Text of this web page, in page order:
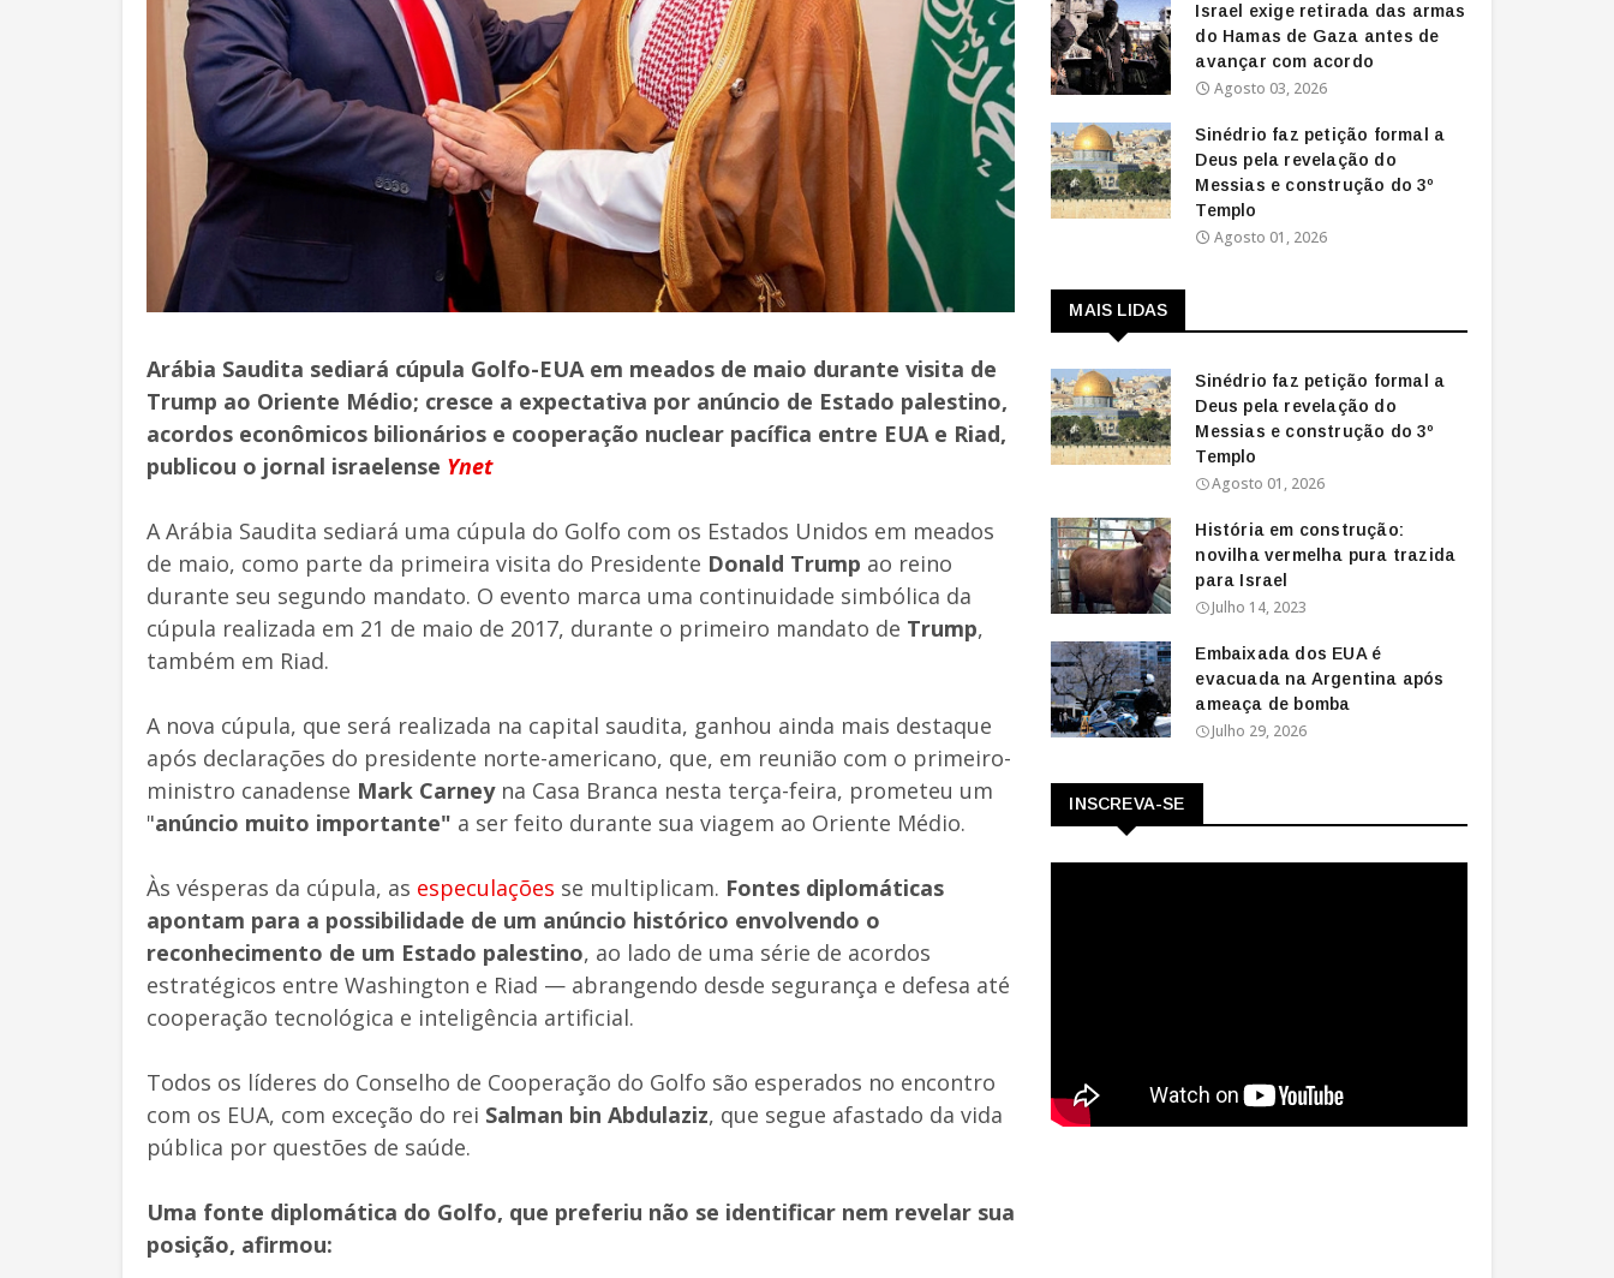
Arábia Saudita sediará cúpula Golfo-EUA em meados de maio durante visita de
Trump ao Oriente Médio; cresce a expectativa por anúncio de Estado palestino,
acordos econômicos bilionários e cooperação nuclear pacífica entre EUA e Riad,
publicou o jornal israelense Ynet
A Arábia Saudita sediará uma cúpula do Golfo com os Estados Unidos em meados
de maio, como parte da primeira visita do Presidente Donald Trump ao reino
durante seu segundo mandato. O evento marca uma continuidade simbólica da
cúpula realizada em 21 de maio de 2017, durante o primeiro mandato de Trump,
também em Riad.
A nova cúpula, que será realizada na capital saudita, ganhou ainda mais destaque
após declarações do presidente norte-americano, que, em reunião com o primeiro-
ministro canadense Mark Carneyna Casa Branca nesta terça-feira, prometeu um
"anúncio muito importante" a ser feito durante sua viagem ao Oriente Médio.
Às vésperas da cúpula, as especulações se multiplicam. Fontes diplomáticas
apontam para a possibilidade de um anúncio histórico envolvendo o
reconhecimento de um Estado palestino, ao lado de uma série de acordos
estratégicos entre Washington e Riad — abrangendo desde segurança e defesa até
cooperação tecnológica e inteligência artificial.
Todos os líderes do Conselho de Cooperação do Golfo são esperados no encontro
com os EUA, com exceção do rei Salman bin Abdulaziz, que segue afastado da vida
pública por questões de saúde.
Uma fonte diplomática do Golfo, que preferiu não se identificar nem revelar sua
posição, afirmou:
Israel exige retirada das armas
do Hamas de Gaza antes de
avançar com acordo
Agosto 03, 2026
Sinédrio faz petição formal a
Deus pela revelação do
Messias e construção do 3º
Templo
Agosto 01, 2026
MAIS LIDAS
Sinédrio faz petição formal a
Deus pela revelação do
Messias e construção do 3º
Templo
Agosto 01, 2026
História em construção:
novilha vermelha pura trazida
para Israel
Julho 14, 2023
Embaixada dos EUA é
evacuada na Argentina após
ameaça de bomba
Julho 29, 2026
INSCREVA-SE